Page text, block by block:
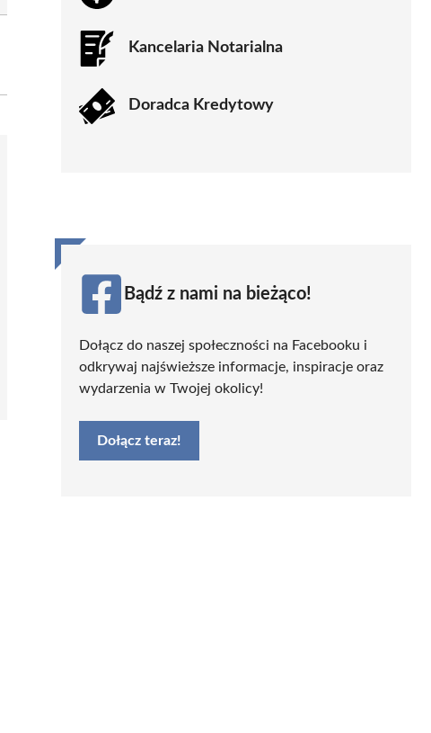
Kancelaria Notarialna
Doradca Kredytowy
Bądź z nami na bieżąco!
Dołącz do naszej społeczności na Facebooku i
odkrywaj najświeższe informacje, inspiracje oraz
wydarzenia w Twojej okolicy!
Dołącz teraz!